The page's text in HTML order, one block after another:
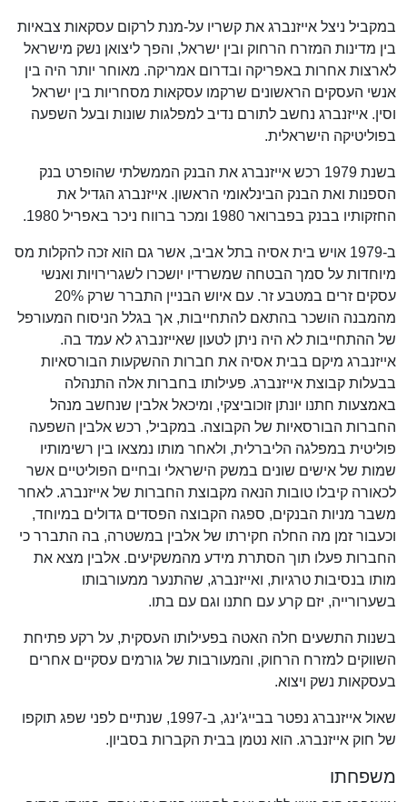
במקביל ניצל אייזנברג את קשריו על-מנת לרקום עסקאות צבאיות
בין מדינות המזרח הרחוק ובין ישראל, והפך ליצואן נשק מישראל
לארצות אחרות באפריקה ובדרום אמריקה. מאוחר יותר היה בין
אנשי העסקים הראשונים שרקמו עסקאות מסחריות בין ישראל
וסין. אייזנברג נחשב לתורם נדיב למפלגות שונות ובעל השפעה
בפוליטיקה הישראלית.
בשנת 1979 רכש אייזנברג את הבנק הממשלתי שהופרט בנק
הספנות ואת הבנק הבינלאומי הראשון. אייזנברג הגדיל את
החזקותיו בבנק בפברואר 1980 ומכר ברווח ניכר באפריל 1980.
ב-1979 אויש בית אסיה בתל אביב, אשר גם הוא זכה להקלות מס
מיוחדות על סמך הבטחה שמשרדיו יושכרו לשגרירויות ואנשי
עסקים זרים במטבע זר. עם איוש הבניין התברר שרק 20%
מהמבנה הושכר בהתאם להתחייבות, אך בגלל הניסוח המעורפל
של ההתחייבות לא היה ניתן לטעון שאייזנברג לא עמד בה.
אייזנברג מיקם בבית אסיה את חברות ההשקעות הבורסאיות
בבעלות קבוצת אייזנברג. פעילותו בחברות אלה התנהלה
באמצעות חתנו יונתן זוכוביצקי, ומיכאל אלבין שנחשב מנהל
החברות הבורסאיות של הקבוצה. במקביל, רכש אלבין השפעה
פוליטית במפלגה הליברלית, ולאחר מותו נמצאו בין רשימותיו
שמות של אישים שונים במשק הישראלי ובחיים הפוליטיים אשר
לכאורה קיבלו טובות הנאה מקבוצת החברות של אייזנברג. לאחר
משבר מניות הבנקים, ספגה הקבוצה הפסדים גדולים במיוחד,
וכעבור זמן מה החלה חקירתו של אלבין במשטרה, בה התברר כי
החברות פעלו תוך הסתרת מידע מהמשקיעים. אלבין מצא את
מותו בנסיבות טרגיות, ואייזנברג, שהתנער ממעורבותו
בשערורייה, יזם קרע עם חתנו וגם עם בתו.
בשנות התשעים חלה האטה בפעילותו העסקית, על רקע פתיחת
השווקים למזרח הרחוק, והמעורבות של גורמים עסקיים אחרים
בעסקאות נשק ויצוא.
שאול אייזנברג נפטר בבייג'ינג, ב-1997, שנתיים לפני שפג תוקפו
של חוק אייזנברג. הוא נטמן בבית הקברות בסביון.
משפחתו